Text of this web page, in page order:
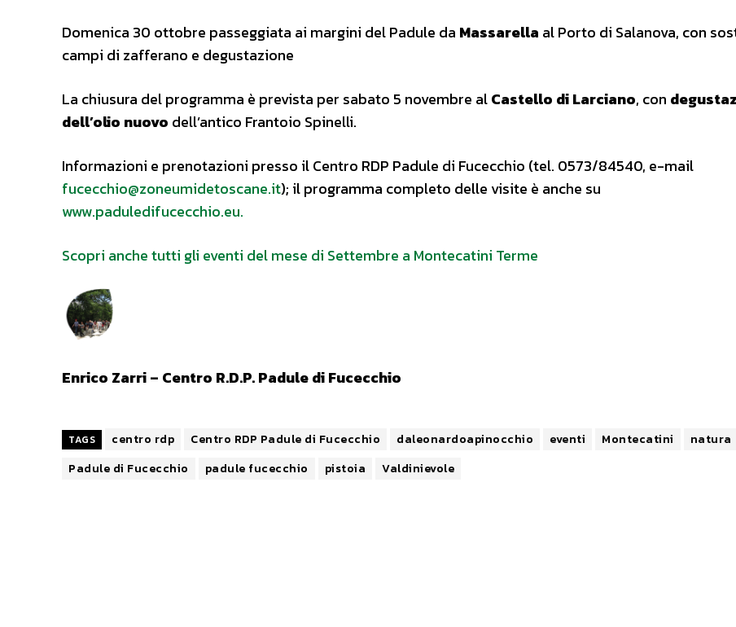
Domenica 30 ottobre passeggiata ai margini del Padule da Massarella al Porto di Salanova, con
campi di zafferano e degustazione
La chiusura del programma è prevista per sabato 5 novembre alCastello di Larciano, con
dell’olio nuovo dell’antico Frantoio Spinelli.
Informazioni e prenotazioni presso il Centro RDP Padule di Fucecchio (tel. 0573/84540, e-mail
fucecchio@zoneumidetoscane.it); il programma completo delle visite è anche su
www.paduledifucecchio.eu.
Scopri anche tutti gli eventi del mese di Settembre a Montecatini Terme
Enrico Zarri – Centro R.D.P. Padule di Fucecchio
TAGS centro rdp Centro RDP Padule di Fucecchio daleonardoapinocchio eventi Montecatini
natura
Padule di Fucecchio
padule fucecchio pistoia Valdinievole